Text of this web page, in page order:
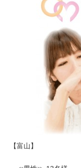
【富山】